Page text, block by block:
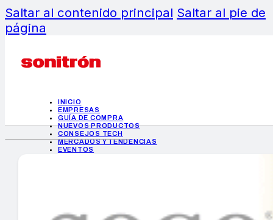
Saltar al contenido principal Saltar al pie de
página
INICIO
EMPRESAS
GUÍA DE COMPRA
NUEVOS PRODUCTOS
CONSEJOS TECH
MERCADOS Y TENDENCIAS
EVENTOS